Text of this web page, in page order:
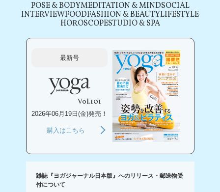
POSE & BODYMEDITATION & MINDSOCIAL
INTERVIEWFOODFASHION & BEAUTYLIFESTYLE
HOROSCOPESTUDIO & SPA
最新号
Vol.101
2026年06月19日(金)発売！
購入はこちら
雑誌『ヨガジャーナル日本版』へのリリース・郵送物受
付について